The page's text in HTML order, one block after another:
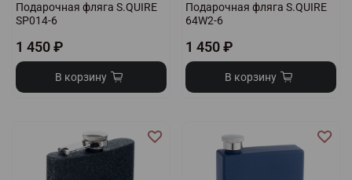
Подарочная фляга S.QUIRE
SP014-6
1 450 ₽
В корзину
Подарочная фляга S.QUIRE
64W2-6
1 450 ₽
В корзину